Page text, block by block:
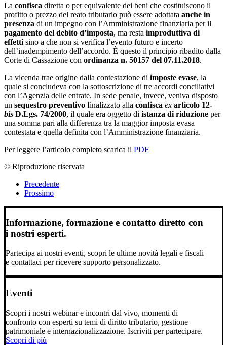
La confisca diretta o per equivalente dei beni che costituiscono il
profitto o prezzo del reato tributario può essere adottata anche in
presenza di un impegno con l’Amministrazione finanziaria per il
pagamento del debito d’imposta, ma resta improduttiva di
effetti sino a che non si verifica l’evento futuro e incerto
dell’inadempimento dell’accordo. È questo il principio ribadito dalla
Corte di Cassazione con ordinanza n. 50157 del 07.11.2018.
La vicenda trae origine dalla contestazione di imposte evase, la
quale si concludeva con la sottoscrizione di tre accordi conciliativi
con l’Agenzia delle entrate. In sede penale, invece, veniva disposto
un sequestro preventivo finalizzato alla confisca ex articolo 12-
bis D.Lgs. 74/2000, il quale era oggetto di istanza di riduzione per
una somma pari alla differenza tra la maggior imposta evasa
contestata e quella definita con l’Amministrazione finanziaria.
Per leggere l’articolo completo scarica il PDF
© Riproduzione riservata
Precedente
Prossimo
Informazione, formazione e contatto diretto con
i nostri esperti.
Partecipa ai nostri eventi, scopri le ultime novità legali e fiscali
e contattaci per ricevere supporto personalizzato.
Eventi
Scopri i nostri webinar e incontri dal vivo, momenti di
confronto con esperti su temi di diritto tributario, gestione
patrimoniale e internazionalizzazione. Iscriviti per partecipare.
Scopri di più